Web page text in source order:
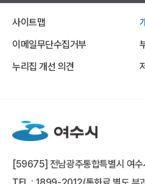
사이트맵
이메일무단수집거부
누리집 개선 의견
[59675] 전남광주통합특별시 여수